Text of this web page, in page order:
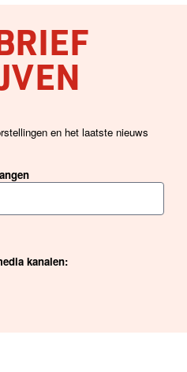
en het laatste nieuws
kanalen: